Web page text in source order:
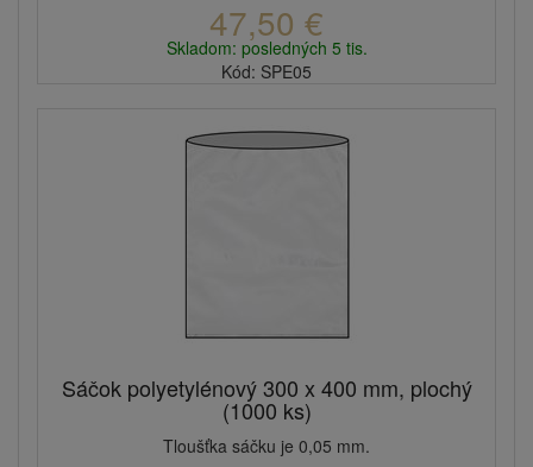
47,50 €
Skladom: posledných 5 tis.
Kód: SPE05
Sáčok polyetylénový 300 x 400 mm, plochý
(1000 ks)
Tloušťka sáčku je 0,05 mm.